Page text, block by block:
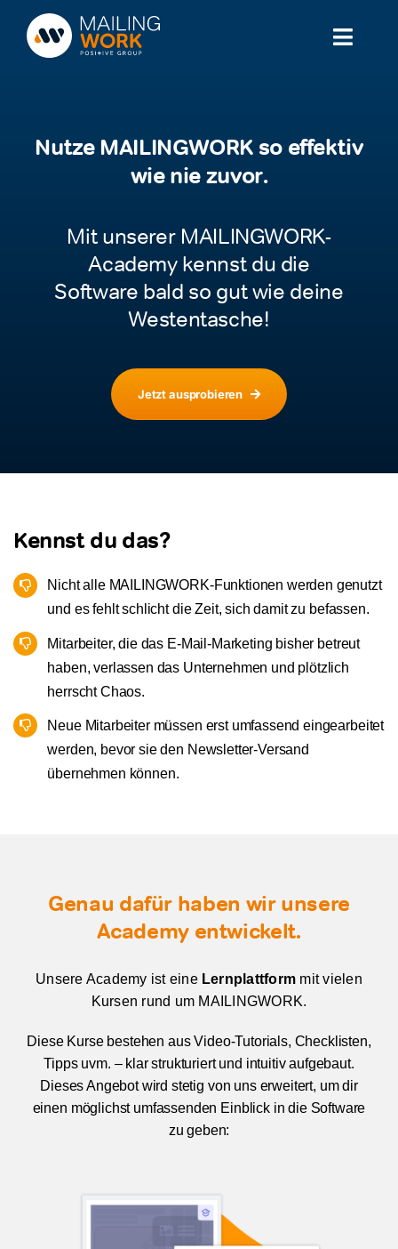
Inhalt
springen
Branchen
Preise
Kostenfreie Demo
Nutze MAILINGWORK so effektiv
wie nie zuvor.
Mit unserer MAILINGWORK-
Academy kennst du die
Software bald so gut wie deine
Westentasche!
Jetzt ausprobieren
Kennst du das?
Nicht alle MAILINGWORK-Funktionen werden genutzt
und es fehlt schlicht die Zeit, sich damit zu befassen.
Mitarbeiter, die das E-Mail-Marketing bisher betreut
haben, verlassen das Unternehmen und plötzlich
herrscht Chaos.
Neue Mitarbeiter müssen erst umfassend eingearbeitet
werden, bevor sie den Newsletter-Versand
übernehmen können.
Genau dafür haben wir unsere
Academy entwickelt.
Unsere Academy ist eine Lernplattform mit vielen
Kursen rund um MAILINGWORK.
Diese Kurse bestehen aus Video-Tutorials, Checklisten,
Tipps uvm. – klar strukturiert und intuitiv aufgebaut.
Dieses Angebot wird stetig von uns erweitert, um dir
einen möglichst umfassenden Einblick in die Software
zu geben: